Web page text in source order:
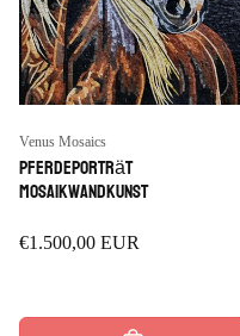
Anbieter:
Venus Mosaics
Pferdeporträt
Mosaikwandkunst
Regulärer
€1.500,00 EUR